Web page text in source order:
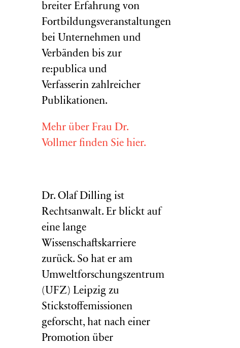
breiter Erfahrung von
Fortbildungsveranstaltungen
bei Unternehmen und
Verbänden bis zur
re:publica und
Verfasserin zahlreicher
Publikationen.
Mehr über Frau Dr.
Vollmer finden Sie hier.
Dr. Olaf Dilling ist
Rechtsanwalt. Er blickt auf
eine lange
Wissenschaftskarriere
zurück. So hat er am
Umweltforschungszentrum
(UFZ) Leipzig zu
Stickstoffemissionen
geforscht, hat nach einer
Promotion über